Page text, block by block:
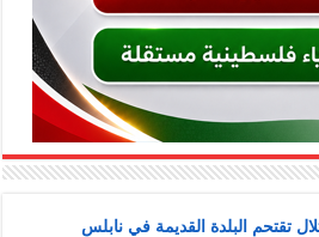
تقتحم البلدة القديمة في نابلس